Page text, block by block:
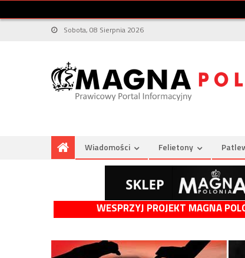
Sobota, 08 Sierpnia 2026
Wiadomości Felietony
WESPRZYJ PROJEKT MAGNA